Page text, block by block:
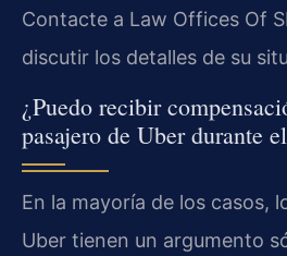
Contacte a Law Offices Of
discutir los detalles de su
¿Puedo recibir
pasajero de Uber durante
En la mayoría de los casos,
Uber tienen un argumento